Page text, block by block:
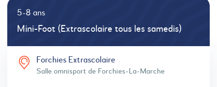
5-8 ans
Mini-Foot (Extrascolaire tous les samedis)
Forchies Extrascolaire
Salle omnisport de Forchies-La-Marche